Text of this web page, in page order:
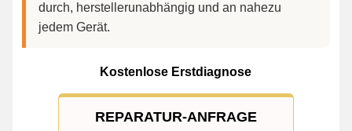
durch, herstellerunabhängig und an nahezu
jedem Gerät.
Kostenlose Erstdiagnose
REPARATUR-ANFRAGE